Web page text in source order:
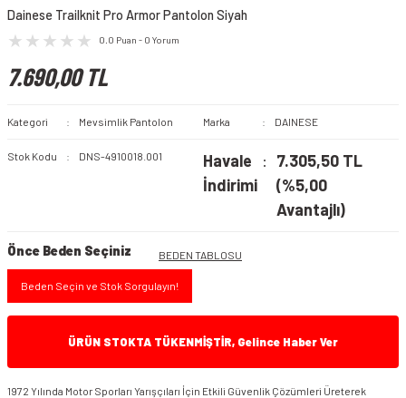
Dainese Trailknit Pro Armor Pantolon Siyah
0.0 Puan - 0 Yorum
7.690,00 TL
Kategori Mevsimlik Pantolon Marka DAINESE
Stok Kodu DNS-4910018.001
Havale
İndirimi
7.305,50 TL
(%5,00
Avantajlı)
Önce Beden Seçiniz BEDEN TABLOSU
Beden Seçin ve Stok Sorgulayın!
ÜRÜN STOKTA TÜKENMİŞTİR, Gelince Haber Ver
1972 Yılında Motor Sporları Yarışçıları İçin Etkili Güvenlik Çözümleri Üreterek